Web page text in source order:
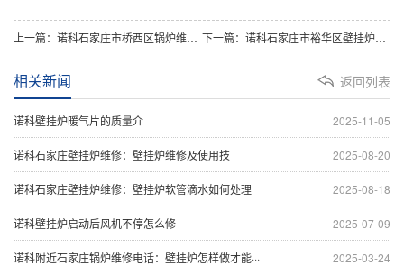
上一篇：诺科石家庄市桥西区锅炉维修电话：壁挂炉管道缺水故障常见现象以及解决办 下一篇：诺科石家庄市裕华区壁挂炉维修：家庭采暖设备壁挂炉成优
返回列表
相关新闻
2025-11-05
诺科壁挂炉暖气片的质量介
2025-08-20
诺科石家庄壁挂炉维修：壁挂炉维修及使用技
2025-08-18
诺科石家庄壁挂炉维修：壁挂炉软管滴水如何处理
2025-07-09
诺科壁挂炉启动后风机不停怎么修
2025-03-24
诺科附近石家庄锅炉维修电话：壁挂炉怎样做才能···